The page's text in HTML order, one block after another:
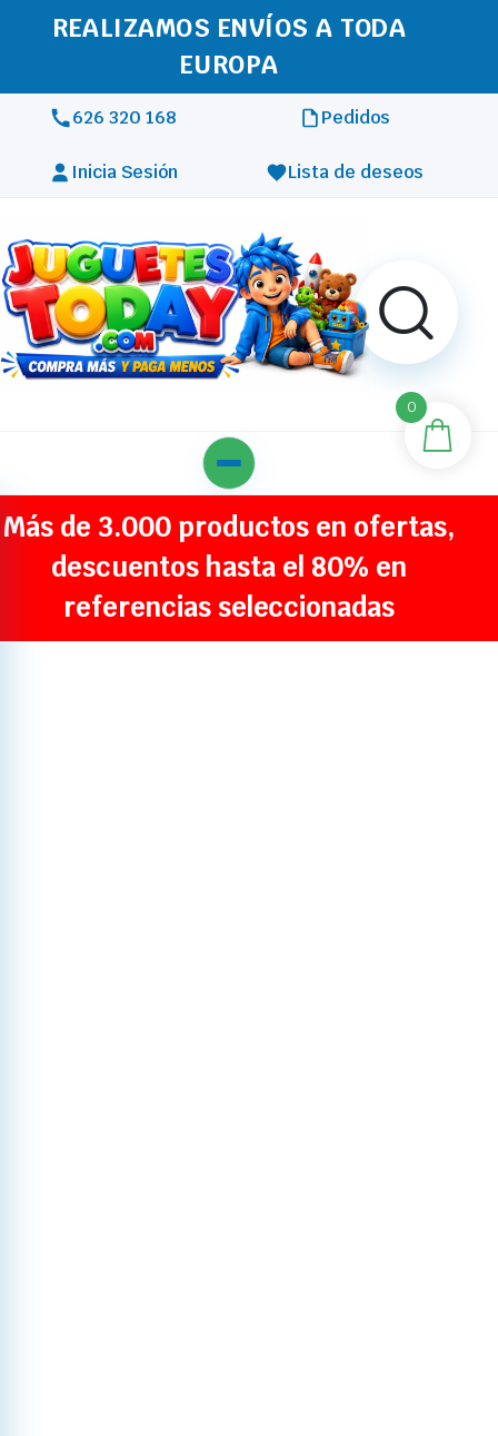
REALIZAMOS ENVÍOS A TODA
EUROPA
626 320 168 Pedidos
Inicia Sesión Lista de deseos
Más de 3.000 productos en ofertas,
descuentos hasta el 80% en
referencias seleccionadas
0